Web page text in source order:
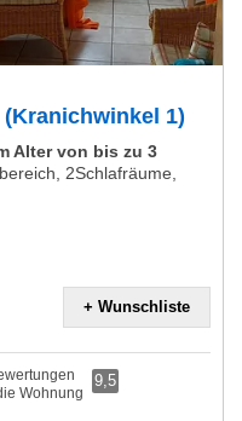
1)
Alter von bis zu 3
2Schlafräume,
+ Wunschliste
Wohnung
9,5